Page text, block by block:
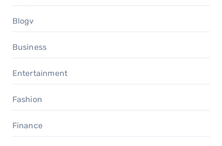
Blogv
Business
Entertainment
Fashion
Finance